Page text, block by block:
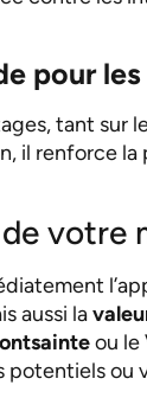
pour
tant sur
il renforce
votre
aussi la
ou le
ou